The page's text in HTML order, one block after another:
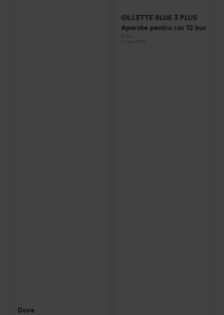
Dove
GILLETTE BLUE 3 PLUS
Aparate pentru ras 12 buc
12 buc
(=1 buc 3.00)